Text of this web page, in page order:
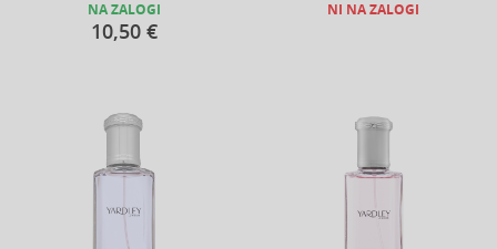
NA ZALOGI
10,50 €
NI NA ZALOGI